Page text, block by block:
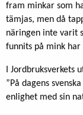
fram minkar som
tämjas, men då
näringen inte varit
funnits på mink har
I
”På dagens
enlighet med sin